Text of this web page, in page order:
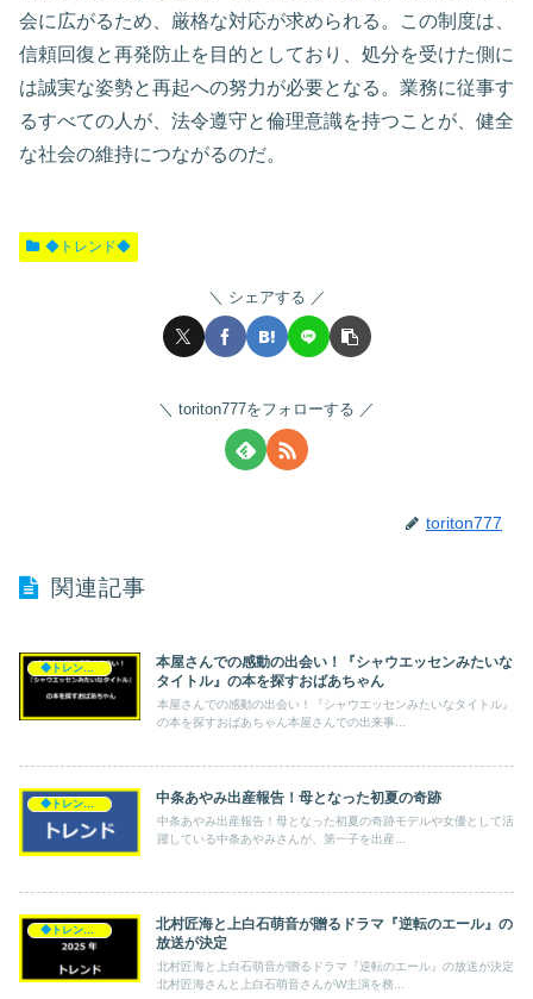
会に広がるため、厳格な対応が求められる。この制度は、
信頼回復と再発防止を目的としており、処分を受けた側に
は誠実な姿勢と再起への努力が必要となる。業務に従事す
るすべての人が、法令遵守と倫理意識を持つことが、健全
な社会の維持につながるのだ。
◆トレンド◆
シェアする
toriton777をフォローする
toriton777
関連記事
本屋さんでの感動の出会い！『シャウエッセンみたいな
タイトル』の本を探すおばあちゃん
本屋さんでの感動の出会い！『シャウエッセンみたいなタイトル』
の本を探すおばあちゃん本屋さんでの出来事...
中条あやみ出産報告！母となった初夏の奇跡
中条あやみ出産報告！母となった初夏の奇跡モデルや女優として活
躍している中条あやみさんが、第一子を出産...
北村匠海と上白石萌音が贈るドラマ『逆転のエール』の
放送が決定
北村匠海と上白石萌音が贈るドラマ『逆転のエール』の放送が決定
北村匠海さんと上白石萌音さんがW主演を務...